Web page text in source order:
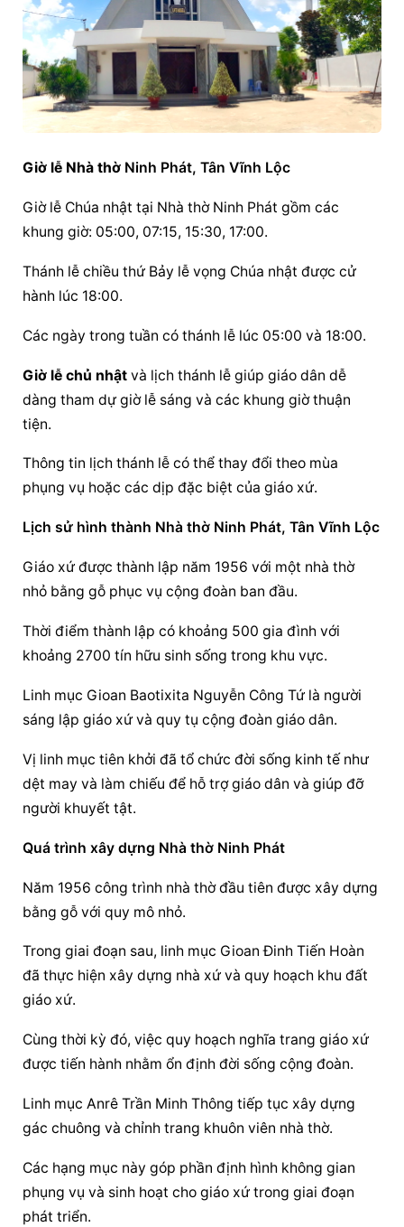
Giờ lễ Nhà thờ Ninh Phát, Tân Vĩnh Lộc
Giờ lễ Chúa nhật tại Nhà thờ Ninh Phát gồm các
khung giờ: 05:00, 07:15, 15:30, 17:00.
Thánh lễ chiều thứ Bảy lễ vọng Chúa nhật được cử
hành lúc 18:00.
Các ngày trong tuần có thánh lễ lúc 05:00 và 18:00.
Giờ lễ chủ nhật và lịch thánh lễ giúp giáo dân dễ
dàng tham dự giờ lễ sáng và các khung giờ thuận
tiện.
Thông tin lịch thánh lễ có thể thay đổi theo mùa
phụng vụ hoặc các dịp đặc biệt của giáo xứ.
Lịch sử hình thành Nhà thờ Ninh Phát, Tân Vĩnh Lộc
Giáo xứ được thành lập năm 1956 với một nhà thờ
nhỏ bằng gỗ phục vụ cộng đoàn ban đầu.
Thời điểm thành lập có khoảng 500 gia đình với
khoảng 2700 tín hữu sinh sống trong khu vực.
Linh mục Gioan Baotixita Nguyễn Công Tứ là người
sáng lập giáo xứ và quy tụ cộng đoàn giáo dân.
Vị linh mục tiên khởi đã tổ chức đời sống kinh tế như
dệt may và làm chiếu để hỗ trợ giáo dân và giúp đỡ
người khuyết tật.
Quá trình xây dựng Nhà thờ Ninh Phát
Năm 1956 công trình nhà thờ đầu tiên được xây dựng
bằng gỗ với quy mô nhỏ.
Trong giai đoạn sau, linh mục Gioan Đinh Tiến Hoàn
đã thực hiện xây dựng nhà xứ và quy hoạch khu đất
giáo xứ.
Cùng thời kỳ đó, việc quy hoạch nghĩa trang giáo xứ
được tiến hành nhằm ổn định đời sống cộng đoàn.
Linh mục Anrê Trần Minh Thông tiếp tục xây dựng
gác chuông và chỉnh trang khuôn viên nhà thờ.
Các hạng mục này góp phần định hình không gian
phụng vụ và sinh hoạt cho giáo xứ trong giai đoạn
phát triển.